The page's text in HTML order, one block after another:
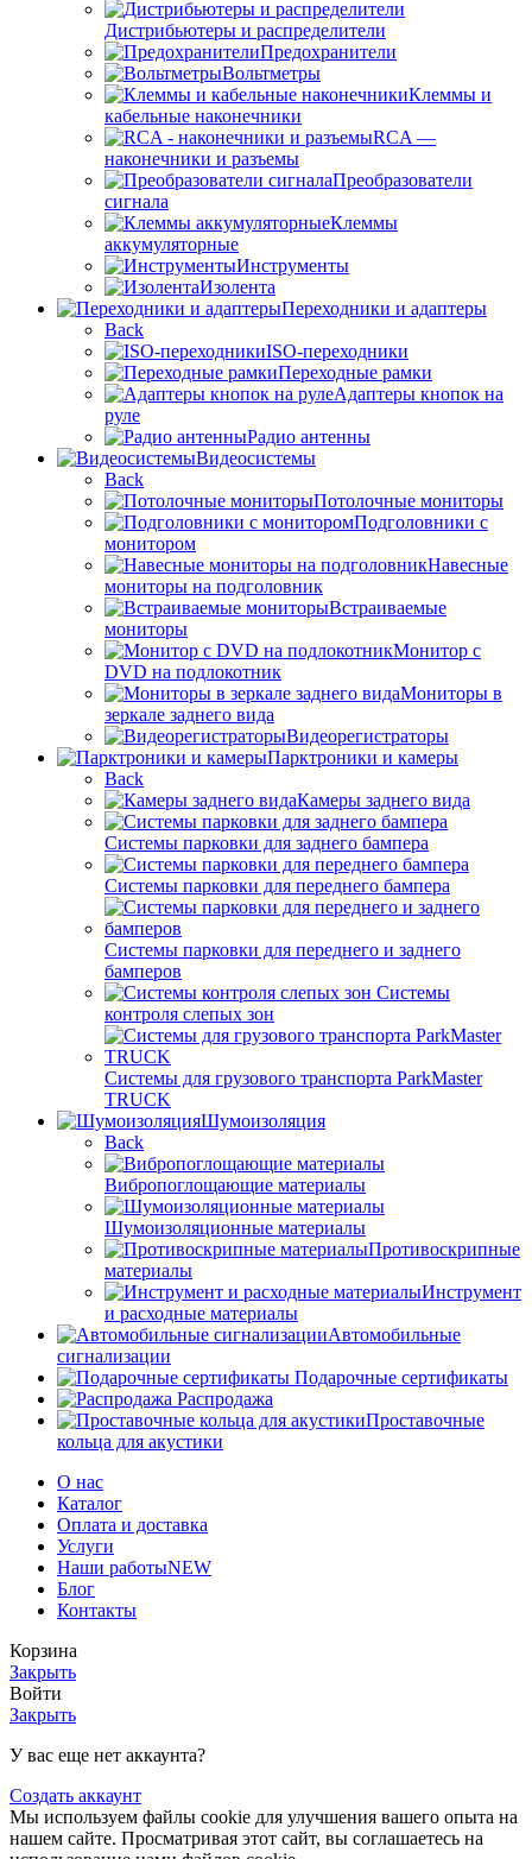
Дистрибьютеры и распределители
Предохранители
Вольтметры
Клеммы и
кабельные наконечники
RCA —
наконечники и разъемы
Преобразователи
сигнала
Клеммы
аккумуляторные
Инструменты
Изолента
Переходники и адаптеры
Back
ISO-переходники
Переходные рамки
Адаптеры кнопок на
руле
Радио антенны
Видеосистемы
Back
Потолочные мониторы
Подголовники с
монитором
Навесные
мониторы на подголовник
Встраиваемые
мониторы
Монитор с
DVD на подлокотник
Мониторы в
зеркале заднего вида
Видеорегистраторы
Парктроники и камеры
Back
Камеры заднего вида
Системы парковки для заднего бампера
Системы парковки для переднего бампера
Системы парковки для переднего и заднего
бамперов
Системы
контроля слепых зон
Системы для грузового транспорта ParkMaster
TRUCK
Шумоизоляция
Back
Вибропоглощающие материалы
Шумоизоляционные материалы
Противоскрипные
материалы
Инструмент
и расходные материалы
Автомобильные
сигнализации
Подарочные сертификаты
Распродажа
Проставочные
кольца для акустики
О нас
Каталог
Оплата и доставка
Услуги
Наши работыNEW
Блог
Контакты
Корзина
Закрыть
Войти
Закрыть
У вас еще нет аккаунта?
Создать аккаунт
Мы используем файлы cookie для улучшения вашего опыта на
нашем сайте. Просматривая этот сайт, вы соглашаетесь на